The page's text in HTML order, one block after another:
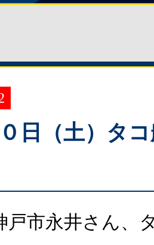
日（土）タ
戸市永井さん、